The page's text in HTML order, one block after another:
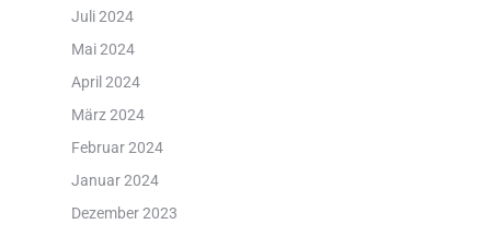
Juli 2024
Mai 2024
April 2024
März 2024
Februar 2024
Januar 2024
Dezember 2023